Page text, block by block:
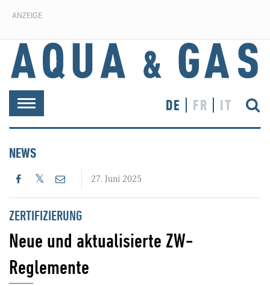
ANZEIGE
Toggle
navigation
DE FR IT
NEWS
27. Juni 2025
ZERTIFIZIERUNG
Neue und aktualisierte ZW-
Reglemente